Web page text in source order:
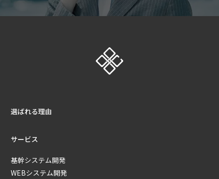
選ばれる理由
サービス
基幹システム開発
WEBシステム開発